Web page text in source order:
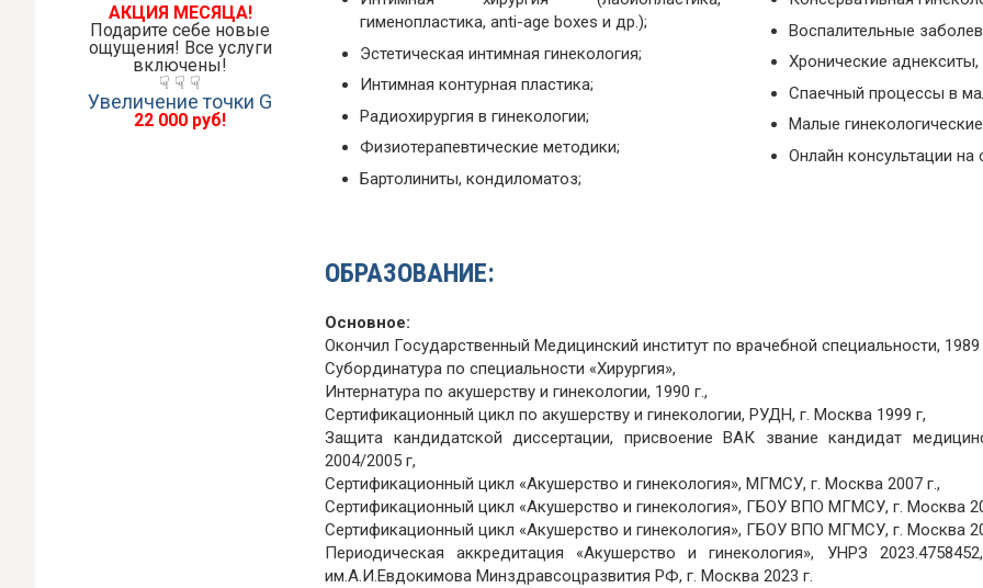
гименопластика, anti-age boxes и др.);
Эстетическая интимная гинекология;
Интимная контурная пластика;
Радиохирургия в гинекологии;
Физиотерапевтические методики;
Бартолиниты, кондиломатоз;
Воспалительные
Хронические
Спаечный процессы в
Малые
Онлайн консультации на
ОБРАЗОВАНИЕ:
Основное:
Окончил Государственный Медицинский институт по врачебной специальности, 1989
Субординатура по специальности «Хирургия»,
Интернатура по акушерству и гинекологии, 1990 г.,
Сертификационный цикл по акушерству и гинекологии, РУДН, г. Москва 1999 г,
Защита кандидатской диссертации, присвоение ВАК звание кандидат
2004/2005 г,
Сертификационный цикл «Акушерство и гинекология», МГМСУ, г. Москва 2007 г.,
Сертификационный цикл «Акушерство и гинекология», ГБОУ ВПО МГМСУ, г. Москва
Сертификационный цикл «Акушерство и гинекология», ГБОУ ВПО МГМСУ, г. Москва
Периодическая аккредитация «Акушерство и гинекология», УНРЗ
им.А.И.Евдокимова Минздравсоцразвития РФ, г. Москва 2023 г.
АКЦИЯ МЕСЯЦА!
Подарите себе новые
ощущения! Все услуги
включены!
☟ ☟ ☟
Увеличение точки G
22 000 руб!